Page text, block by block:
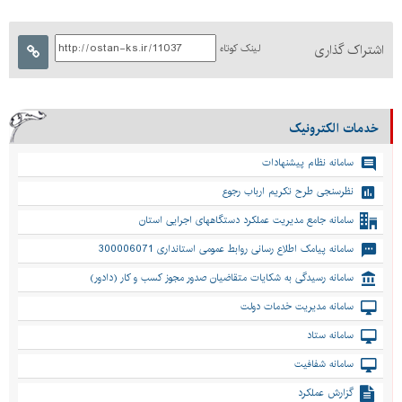
اشتراک گذاری لینک کوتاه
خدمات الکترونیک
سامانه نظام پیشنهادات
نظرسنجی طرح تکریم ارباب رجوع
سامانه جامع مدیریت عملکرد دستگاههای اجرایی استان
سامانه پیامک اطلاع رسانی روابط عمومی استانداری 300006071
سامانه رسیدگی به شکایات متقاضیان صدور مجوز کسب و کار (دادور)
سامانه مدیریت خدمات دولت
سامانه ستاد
سامانه شفافیت
گزارش عملکرد